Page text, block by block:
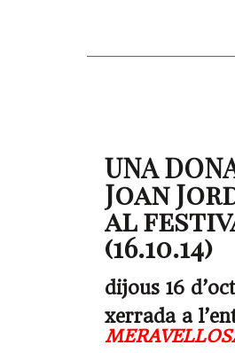
UNA
Joan
al
(16.10.14)
dijous 16
xerrada a